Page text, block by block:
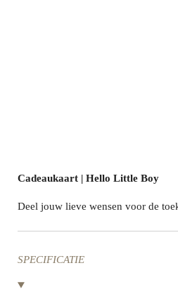
Cadeaukaart | Hello Little Boy
Deel jouw lieve wensen voor de
SPECIFICATIE